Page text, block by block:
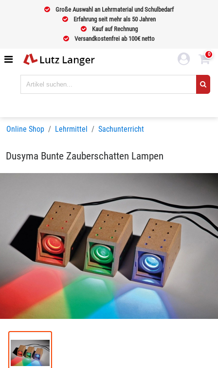
Große Auswahl an Lehrmaterial und Schulbedarf
Erfahrung seit mehr als 50 Jahren
Kauf auf Rechnung
Versandkostenfrei ab 100€ netto
0
Online Shop Lehrmittel Sachunterricht
Dusyma Bunte Zauberschatten Lampen